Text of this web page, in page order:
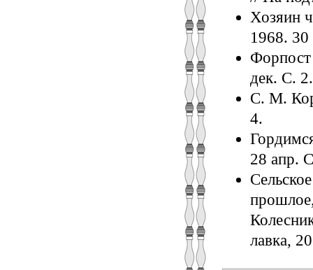
Хозяин
1968.
Форпост
дек. С. 2.
С. М.
4.
28 апр.
лавка,